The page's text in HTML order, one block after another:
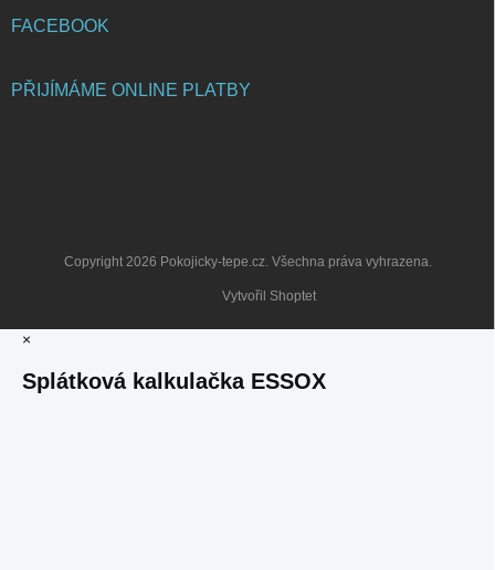
FACEBOOK
PŘIJÍMÁME ONLINE PLATBY
Vytvořil Shoptet
Copyright 2026 Pokojicky-tepe.cz. Všechna práva vyhrazena.
×
Splátková kalkulačka ESSOX